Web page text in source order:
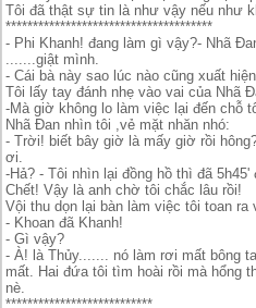
Tôi đã thật sự tin là như vậy nếu như
**************************************
- Phi Khanh! đang làm gì vậy?- Nhã
.......giật mình.
- Cái bà này sao lúc nào cũng xuất
Tôi lấy tay đánh nhẹ vào vai của Nhã
-Mà giờ không lo làm việc lại đến chỗ
Nhã Đan nhìn tôi ,vẻ mặt nhăn nhó:
- Trời! biết bây giờ là mấy giờ rồi
ơi.
-Hả? - Tôi nhìn lại đồng hồ thì đã 5h45'
Chết! Vậy là anh chờ tôi chắc lâu rồi!
Vội thu dọn lại bàn làm việc tôi toan
- Khoan đã Khanh!
- Gì vậy?
- À! là Thủy....... nó làm rơi mất bông
mất. Hai đứa tôi tìm hoài rồi mà hổng
nè.
***************************